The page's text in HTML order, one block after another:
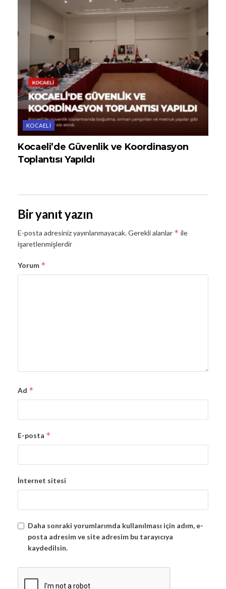
KOCAELI
Kocaeli’de Güvenlik ve Koordinasyon
Toplantısı Yapıldı
Bir yanıt yazın
E-posta adresiniz yayınlanmayacak.Gerekli alanlar * ile
işaretlenmişlerdir
Yorum *
Ad *
E-posta *
İnternet sitesi
Daha sonraki yorumlarımda kullanılması için adım, e-
posta adresim ve site adresim bu tarayıcıya
kaydedilsin.